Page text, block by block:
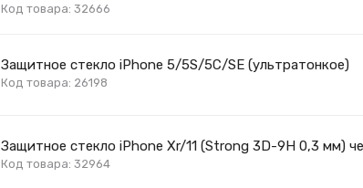
Код товара: 32666
Защитное стекло iPhone 5/5S/5C/SE (ультратонкое)
Код товара: 26198
Защитное стекло iPhone Xr/11 (Strong 3D-9H 0,3 мм)
Код товара: 32964